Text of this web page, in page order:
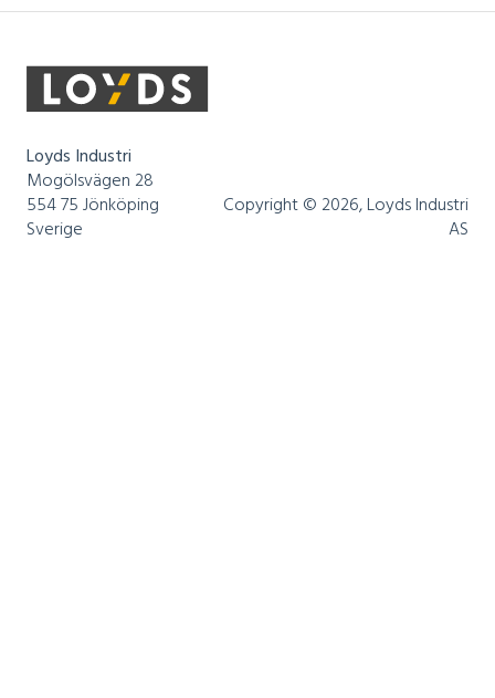
Loyds Industri
Mogölsvägen 28
554 75 Jönköping
Sverige
Copyright © 2026, Loyds Industri
AS